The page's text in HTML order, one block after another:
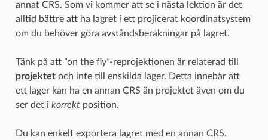
annat CRS. Som vi kommer att se i nästa lektion är det
alltid bättre att ha lagret i ett projicerat koordinatsystem
om du behöver göra avståndsberäkningar på lagret.
Tänk på att ”on the fly”-reprojektionen är relaterad till
projektetoch inte till enskilda lager. Detta innebär att
ett lager kan ha en annan CRS än projektet även om du
ser det i korrektposition.
Du kan enkelt exportera lagret med en annan CRS.